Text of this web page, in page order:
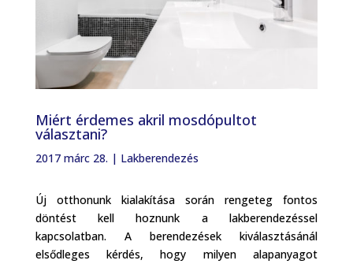
Miért érdemes akril mosdópultot
választani?
2017 márc 28. | Lakberendezés
Új otthonunk kialakítása során rengeteg fontos
döntést kell hoznunk a lakberendezéssel
kapcsolatban. A berendezések kiválasztásánál
elsődleges kérdés, hogy milyen alapanyagot